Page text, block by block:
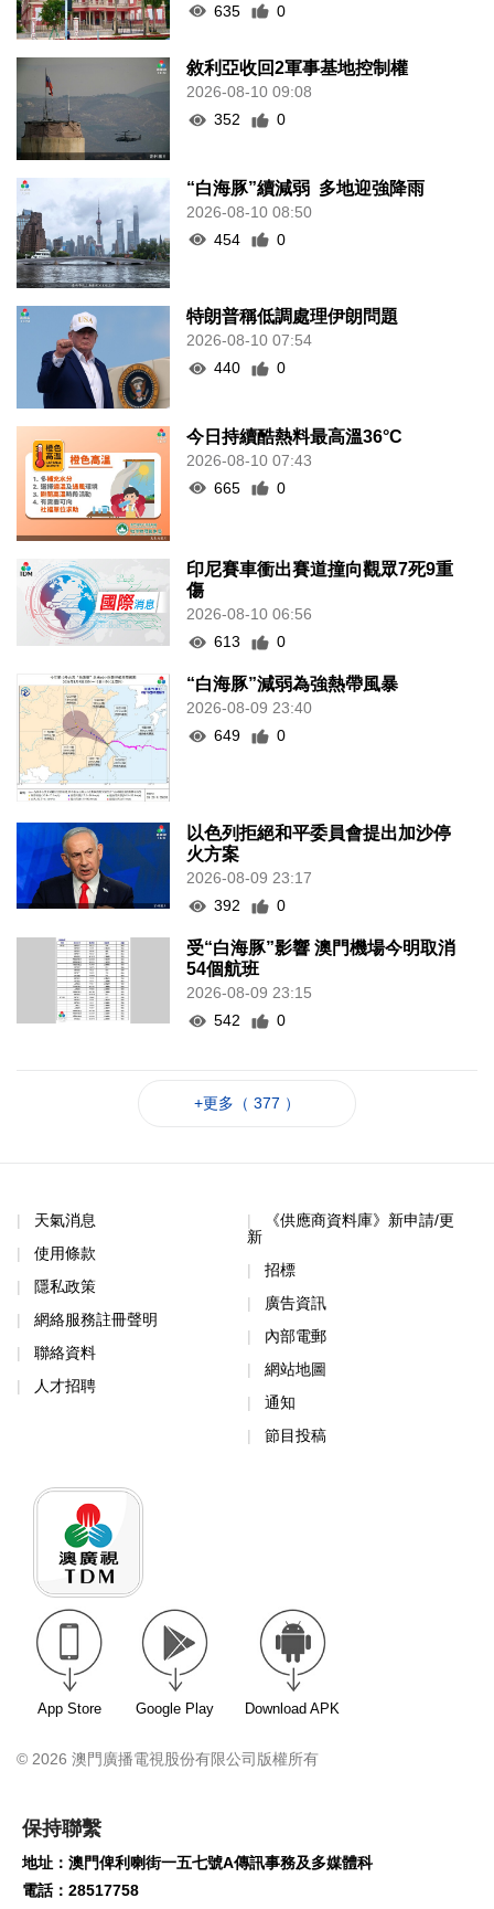
635
0
敘利亞收回2軍事基地控制權
2026-08-10 09:08
352
0
“白海豚”續減弱 多地迎強降雨
2026-08-10 08:50
454
0
特朗普稱低調處理伊朗問題
2026-08-10 07:54
440
0
今日持續酷熱料最高溫36°C
2026-08-10 07:43
665
0
印尼賽車衝出賽道撞向觀眾7死9重
傷
2026-08-10 06:56
613
0
“白海豚”減弱為強熱帶風暴
2026-08-09 23:40
649
0
以色列拒絕和平委員會提出加沙停
火方案
2026-08-09 23:17
392
0
受“白海豚”影響 澳門機場今明取消
54個航班
2026-08-09 23:15
542
0
+更多（ 377 ）
天氣消息
使用條款
隱私政策
網絡服務註冊聲明
聯絡資料
人才招聘
《供應商資料庫》新申請/更
新
招標
廣告資訊
內部電郵
網站地圖
通知
節目投稿
App Store Google Play Download APK
© 2026 澳門廣播電視股份有限公司版權所有
保持聯繫
地址：澳門俾利喇街一五七號A傳訊事務及多媒體科
電話：28517758